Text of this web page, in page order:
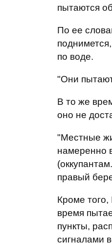
пытаются
По ее
по воде.
"Они
В то же
оно не
"Местные
намеренно
правый
Кроме
время
пункты,
сигналами